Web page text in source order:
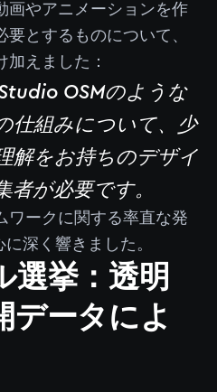
画やアニメーションを作
とするものについて、
えました：
OSMのような
仕組みについて、少
解をお持ちのデザイ
者が必要です。
ワークに関する率直な発
深く響きました。
選挙：透明
データによ